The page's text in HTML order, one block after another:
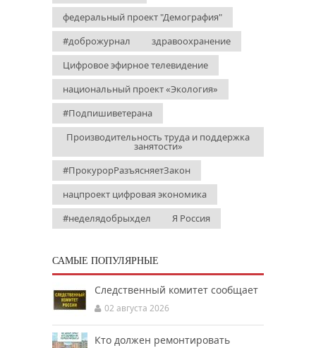
федеральный проект "Демография"
#доброжурнал
здравоохранение
Цифровое эфирное телевидение
национальный проект «Экология»
#Подпишиветерана
Производительность труда и поддержка
занятости»
#ПрокурорРазъясняетЗакон
нацпроект цифровая экономика
#неделядобрыхдел
Я Россия
САМЫЕ ПОПУЛЯРНЫЕ
Следственный комитет сообщает
02 августа 2026
Кто должен ремонтировать